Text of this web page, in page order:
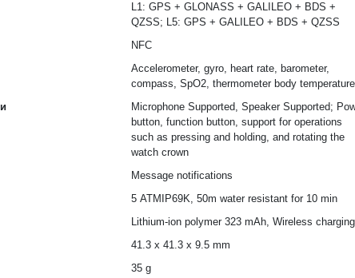
L1: GPS + GLONASS + GALILEO + BDS +
QZSS; L5: GPS + GALILEO + BDS + QZSS
NFC
Accelerometer, gyro, heart rate, barometer,
compass, SpO2, thermometer body temperature
Microphone Supported, Speaker Supported;
button, function button, support for operations
such as pressing and holding, and rotating the
watch crown
Message notifications
5 ATMIP69K, 50m water resistant for 10 min
Lithium-ion polymer 323 mAh, Wireless charging
41.3 x 41.3 x 9.5 mm
35 g